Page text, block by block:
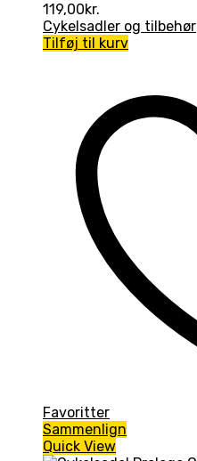
119,00kr.
Cykelsadler og tilbehør
Tilføj til kurv
Favoritter
Sammenlign
Quick View